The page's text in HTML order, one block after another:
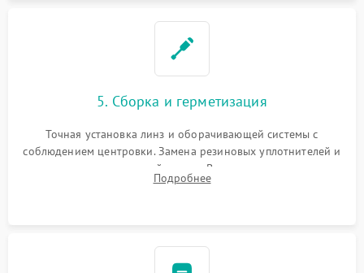
5. Сборка и герметизация
Точная установка линз и оборачивающей системы с
соблюдением центровки. Замена резиновых уплотнителей и
нанесение влагозащитной смазки. Вакуумирование корпуса
и заполнение его осушенным азотом или аргоном для
Подробнее